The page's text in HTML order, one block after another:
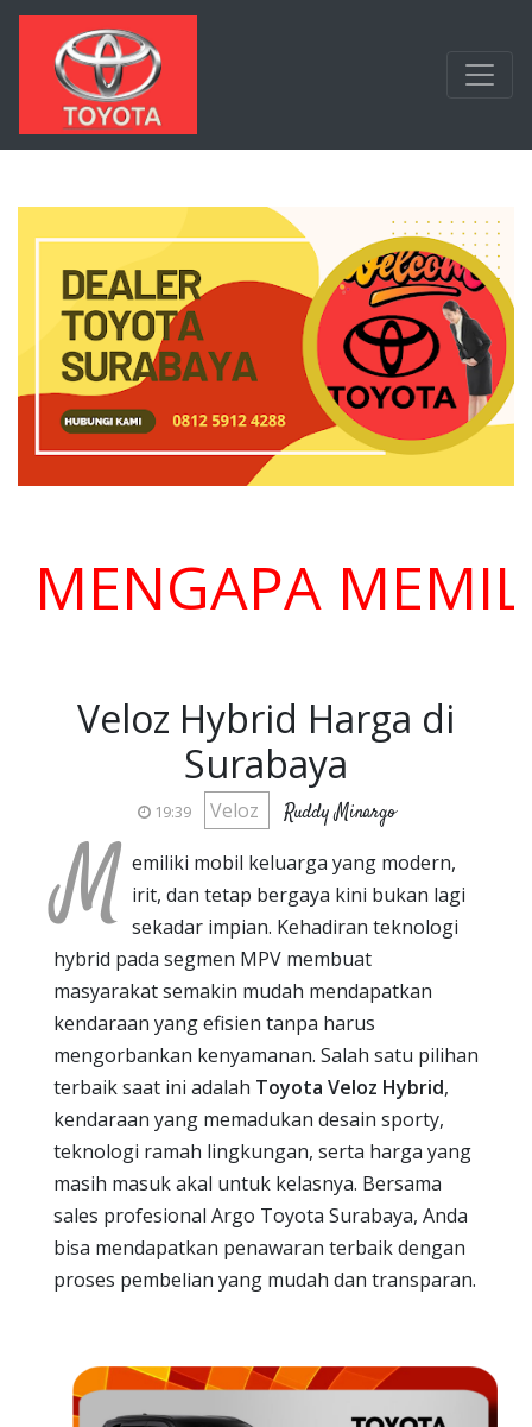
Langsung ke konten utama
MEMILIH
Veloz Hybrid Harga di
Surabaya
19:39 Veloz Ruddy Minargo
M emiliki mobil keluarga yang modern,
irit, dan tetap bergaya kini bukan lagi
sekadar impian. Kehadiran teknologi
hybrid pada segmen MPV membuat
masyarakat semakin mudah mendapatkan
kendaraan yang efisien tanpa harus
mengorbankan kenyamanan. Salah satu pilihan
terbaik saat ini adalah Toyota Veloz Hybrid,
kendaraan yang memadukan desain sporty,
teknologi ramah lingkungan, serta harga yang
masih masuk akal untuk kelasnya. Bersama
sales profesional Argo Toyota Surabaya, Anda
bisa mendapatkan penawaran terbaik dengan
proses pembelian yang mudah dan transparan.